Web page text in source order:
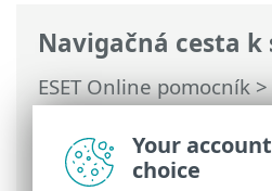
Navigačná cesta
ESET Online pomocník>
Business Security>
ESET Small Business
Nastavenia>
Your
choice